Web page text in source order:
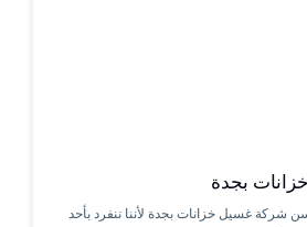
بجدة
شركة غسيل خزانات بجدة لأننا ننفرد بأحد